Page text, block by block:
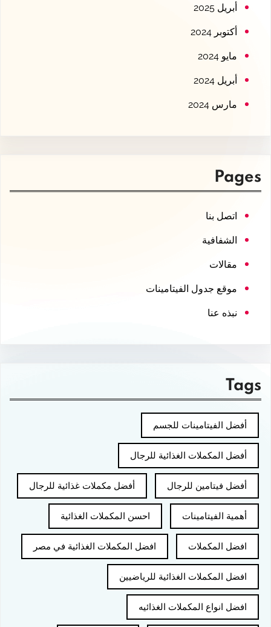
أبريل 2025
أكتوبر 2024
مايو 2024
أبريل 2024
مارس 2024
Pages
اتصل بنا
الشفافية
مقالات
موقع جدول الفيتامينات
نبذه عنا
Tags
أفضل الفيتامينات للجسم
أفضل المكملات الغذائية للرجال
أفضل فيتامين للرجال أفضل مكملات غذائية للرجال
أهمية الفيتامينات احسن المكملات الغذائية
افضل المكملات افضل المكملات الغذائية في مصر
افضل المكملات الغذائية للرياضيين
افضل انواع المكملات الغذائيه